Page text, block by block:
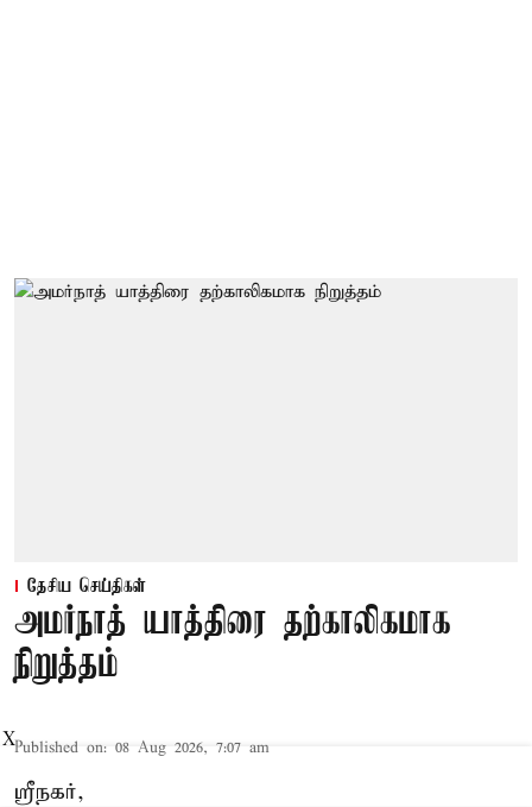
தேசிய செய்திகள்
அமர்நாத் யாத்திரை தற்காலிகமாக
நிறுத்தம்
Published on: 08 Aug 2026, 7:07 am
ஸ்ரீநகர்,
X